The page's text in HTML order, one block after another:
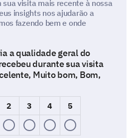
sua visita mais recente à nossa
insights nos ajudarão a
fazendo bem e onde
a qualidade geral do
durante sua visita
Muito bom, Bom,
2 3 4 5